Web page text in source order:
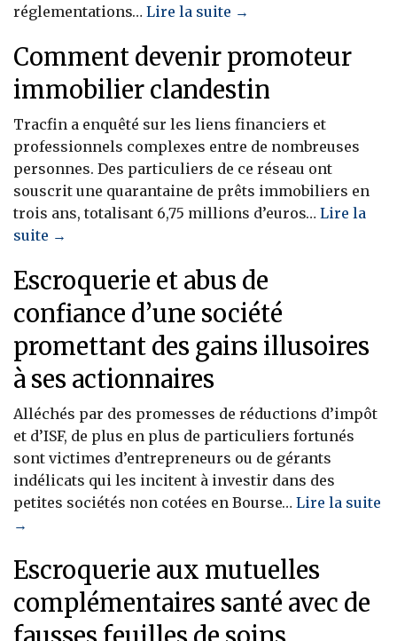
réglementations… Lire la suite →
Comment devenir promoteur
immobilier clandestin
Tracfin a enquêté sur les liens financiers et
professionnels complexes entre de nombreuses
personnes. Des particuliers de ce réseau ont
souscrit une quarantaine de prêts immobiliers en
trois ans, totalisant 6,75 millions d’euros… Lire la
suite →
Escroquerie et abus de
confiance d’une société
promettant des gains illusoires
à ses actionnaires
Alléchés par des promesses de réductions d’impôt
et d’ISF, de plus en plus de particuliers fortunés
sont victimes d’entrepreneurs ou de gérants
indélicats qui les incitent à investir dans des
petites sociétés non cotées en Bourse… Lire la suite
→
Escroquerie aux mutuelles
complémentaires santé avec de